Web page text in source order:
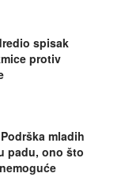
spisak
protiv
mladih
padu, ono što